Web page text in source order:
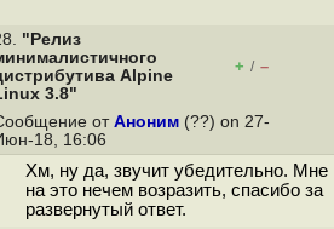
"Релиз
Alpine
3.8"
+ / –
от Аноним (??) on 27-
18, 16:06
Хм, ну да, звучит убедительно. Мне
на это нечем возразить, спасибо за
развернутый ответ.